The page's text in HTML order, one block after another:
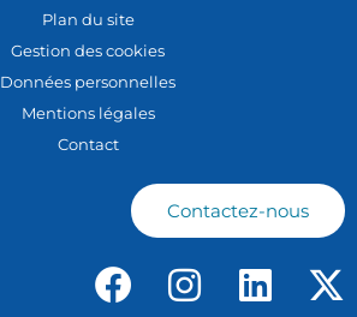
Plan du site
Gestion des cookies
Données personnelles
Mentions légales
Contact
Contactez-nous